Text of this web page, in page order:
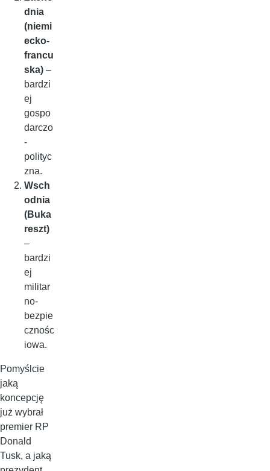
dnia
(niemi
ecko-
francu
ska) –
bardzi
ej
gospo
darczo
-
polityc
zna.
Wsch
odnia
(Buka
reszt)
–
bardzi
ej
militar
no-
bezpie
cznośc
iowa.
Pomyślcie
jaką
koncepcję
już wybrał
premier RP
Donald
Tusk, a jaką